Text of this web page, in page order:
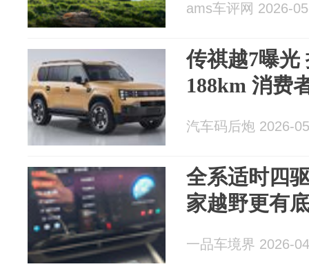
ams车评网 2026-
传祺越7曝光
188km 消费
汽车码后炮 2026-
全系适时四
家越野更有
一品车境界 2026-